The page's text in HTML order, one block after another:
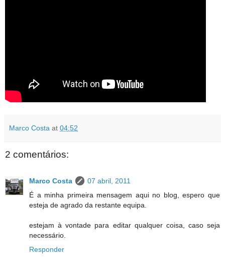
Marco Costa at 04:52
2 comentários:
Marco Costa
07 abril, 2011
É a minha primeira mensagem aqui no blog, espero que
esteja de agrado da restante equipa.
estejam à vontade para editar qualquer coisa, caso seja
necessário.
Responder